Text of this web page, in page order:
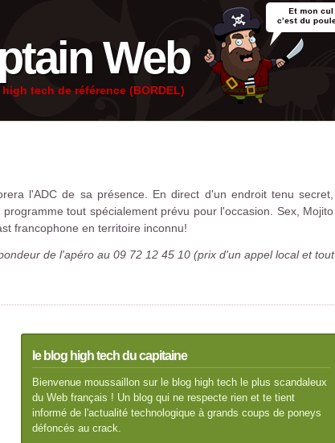
Web
tech de référence (BORDEL)
l'ADC de sa présence. En direct d'un endroit tenu secret,
tout spécialement prévu pour l'occasion. Sex, Mojito
francophone en territoire inconnu!
de l'apéro au 09 72 12 45 10 (prix d'un appel local et tout
le blog high tech du capitaine
Bienvenue moussaillon sur le blog high tech le plus scandaleux
du Web français ! Un blog qui ne respecte rien et te tient
informé de l'actualité technologique à grands coups de poneys
défoncés au crack.